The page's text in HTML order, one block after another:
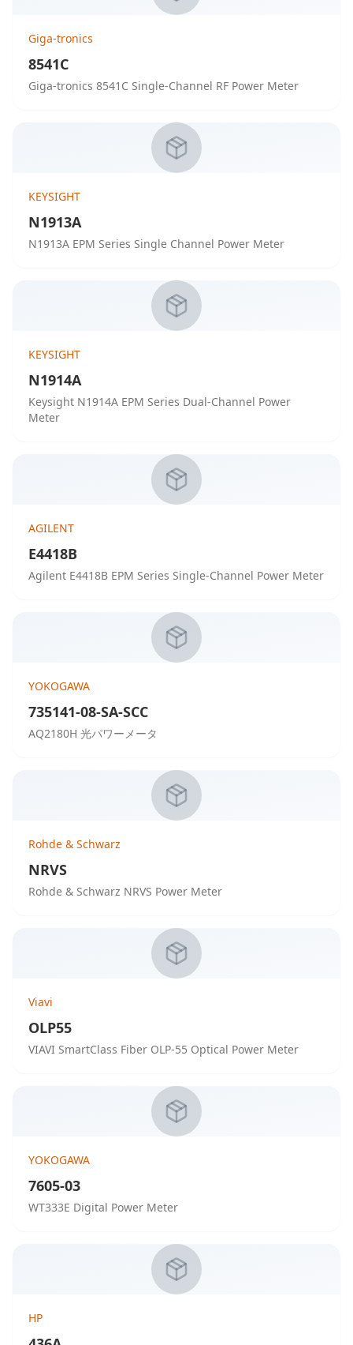
Giga-tronics
8541C
Giga-tronics 8541C Single-Channel RF Power Meter
KEYSIGHT
N1913A
N1913A EPM Series Single Channel Power Meter
KEYSIGHT
N1914A
Keysight N1914A EPM Series Dual-Channel Power
Meter
AGILENT
E4418B
Agilent E4418B EPM Series Single-Channel Power Meter
YOKOGAWA
735141-08-SA-SCC
AQ2180H 光パワーメータ
Rohde & Schwarz
NRVS
Rohde & Schwarz NRVS Power Meter
Viavi
OLP55
VIAVI SmartClass Fiber OLP-55 Optical Power Meter
YOKOGAWA
7605-03
WT333E Digital Power Meter
HP